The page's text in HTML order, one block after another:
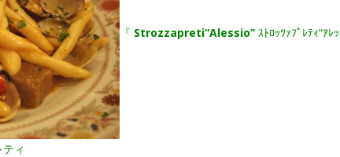
『 Strozzapreti“Alessio” ｽﾄﾛｯﾂｧﾌﾟﾚﾃｨ“ｱﾚｯ
ィ